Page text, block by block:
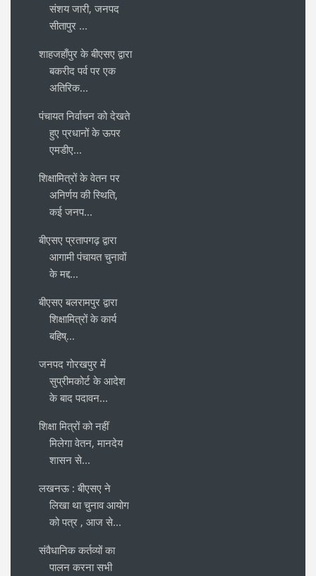
संशय जारी, जनपद
सीतापुर ...
शाहजहाँपुर के बीएसए द्वारा
बकरीद पर्व पर एक
अतिरिक...
पंचायत निर्वाचन को देखते
हुए प्रधानों के ऊपर
एमडीए...
शिक्षामित्रों के वेतन पर
अनिर्णय की स्थिति,
कई जनप...
बीएसए प्रतापगढ़ द्वारा
आगामी पंचायत चुनावों
के मद्द...
बीएसए बलरामपुर द्वारा
शिक्षामित्रों के कार्य
बहिष्...
जनपद गोरखपुर में
सुप्रीमकोर्ट के आदेश
के बाद पदावन...
शिक्षा मित्रों को नहीं
मिलेगा वेतन, मानदेय
शासन से...
लखनऊ : बीएसए ने
लिखा था चुनाव आयोग
को पत्र , आज से...
संवैधानिक कर्तव्यों का
पालन करना सभी